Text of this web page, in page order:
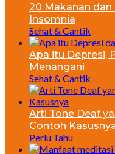
20 Makanan
Insomnia
Sehat & Cantik
Apa itu Depresi,
Menangani
Sehat & Cantik
Arti Tone Deaf
Contoh
Perlu Tahu